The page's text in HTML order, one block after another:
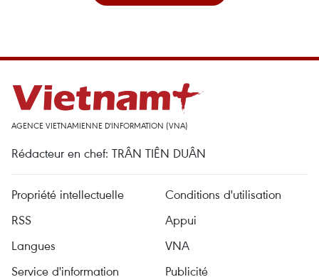
AGENCE VIETNAMIENNE D'INFORMATION (VNA)
Rédacteur en chef: TRÂN TIÊN DUÂN
Propriété intellectuelle
Conditions d'utilisation
RSS
Appui
Langues
VNA
Service d'information
Publicité